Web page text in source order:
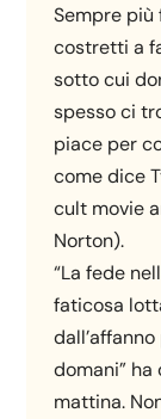
Sempre più
costretti a
sotto cui
spesso ci
piace per
come dice
cult movie
Norton).
“La fede
faticosa
domani”
mattina.